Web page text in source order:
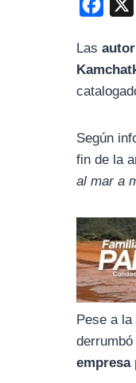
c
e
b
Las
Según
fin de la
al mar a
Pese a
empresa